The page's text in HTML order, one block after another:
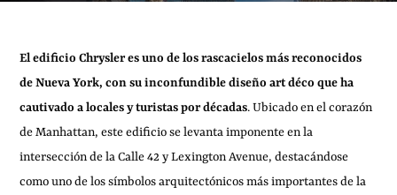
El edificio Chrysler es uno de los rascacielos más reconocidos
de Nueva York, con su inconfundible diseño art déco que ha
cautivado a locales y turistas por décadas. Ubicado en el corazón
de Manhattan, este edificio se levanta imponente en la
intersección de la Calle 42 y Lexington Avenue, destacándose
como uno de los símbolos arquitectónicos más importantes de la